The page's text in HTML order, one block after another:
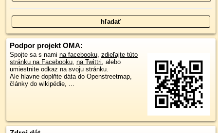
Podpor projekt OMA:
Spojte sa s nami na facebooku, zdieľajte túto
stránku na Facebooku, na Twittri, alebo
umiestnite odkaz na svoju stránku.
Ale hlavne doplňte dáta do Openstreetmap,
články do wikipédie, ...